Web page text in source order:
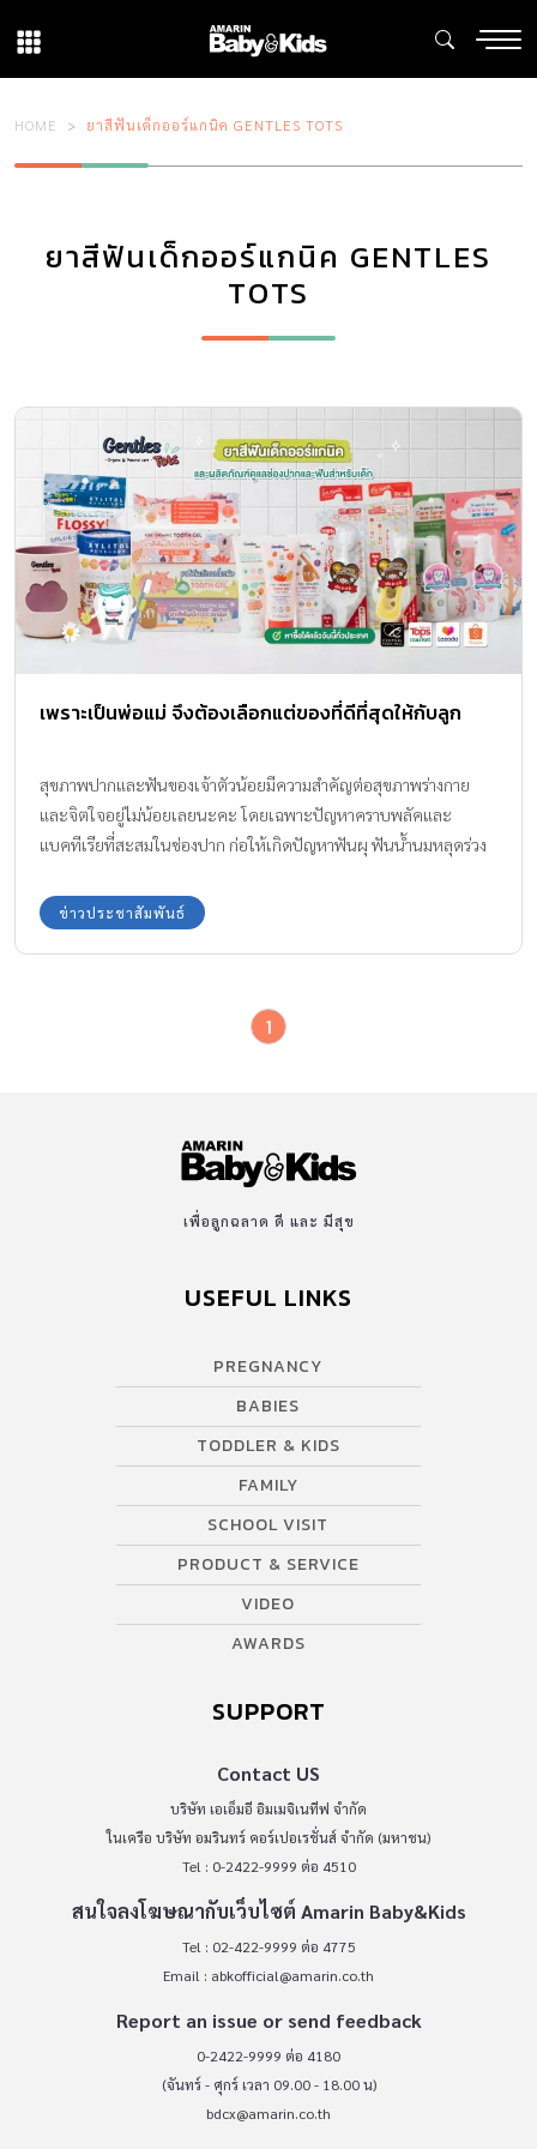
HOME ยาสีฟันเด็กออร์แกนิค GENTLES TOTS
ยาสีฟันเด็กออร์แกนิค GENTLES
TOTS
เพราะเป็นพ่อแม่ จึงต้องเลือกแต่ของที่ดีที่สุดให้กับลูก
สุขภาพปากและฟันของเจ้าตัวน้อยมีความสำคัญต่อสุขภาพร่างกาย
และจิตใจอยู่ไม่น้อยเลยนะคะ โดยเฉพาะปัญหาคราบพลัคและ
แบคทีเรียที่สะสมในช่องปาก ก่อให้เกิดปัญหาฟันผุ ฟันน้ำนมหลุดร่วง
หรือเกิดฟันตกกระจากการกลืนกินฟลูออร์ไรด์ที่มากเกินควร
ข่าวประชาสัมพันธ์
1
เพื่อลูกฉลาด ดี และ มีสุข
USEFUL LINKS
PREGNANCY
BABIES
TODDLER & KIDS
FAMILY
SCHOOL VISIT
PRODUCT & SERVICE
VIDEO
AWARDS
SUPPORT
Contact US
บริษัท เอเอ็มอี อิมเมจิเนทีฟ จำกัด
ในเครือ บริษัท อมรินทร์ คอร์เปอเรชั่นส์ จำกัด (มหาชน)
Tel : 0-2422-9999 ต่อ 4510
สนใจลงโฆษณากับเว็บไซต์ Amarin Baby&Kids
Tel : 02-422-9999 ต่อ 4775
Email : abkofficial@amarin.co.th
Report an issue or send feedback
0-2422-9999 ต่อ 4180
(จันทร์ - ศุกร์ เวลา 09.00 - 18.00 น)
bdcx@amarin.co.th